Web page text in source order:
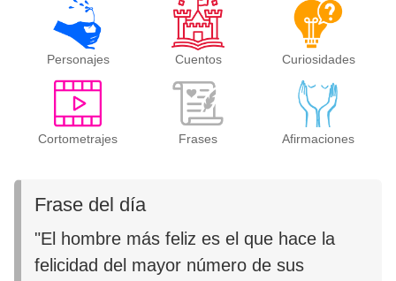
Personajes Cuentos Curiosidades
Cortometrajes Frases Afirmaciones
Frase del día
"El hombre más feliz es el que hace la
felicidad del mayor número de sus